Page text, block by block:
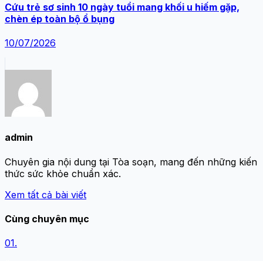
Cứu trẻ sơ sinh 10 ngày tuổi mang khối u hiếm gặp,
chèn ép toàn bộ ổ bụng
10/07/2026
admin
Chuyên gia nội dung tại Tòa soạn, mang đến những kiến
thức sức khỏe chuẩn xác.
Xem tất cả bài viết
Cùng chuyên mục
01.